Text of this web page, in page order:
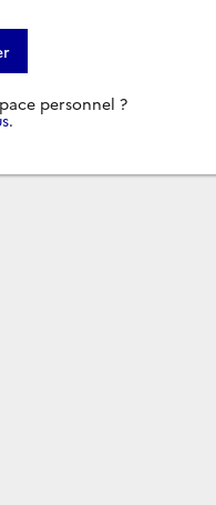
personnel ?
.